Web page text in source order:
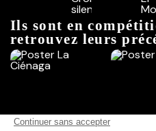
Ils sont en
retrouvez leurs